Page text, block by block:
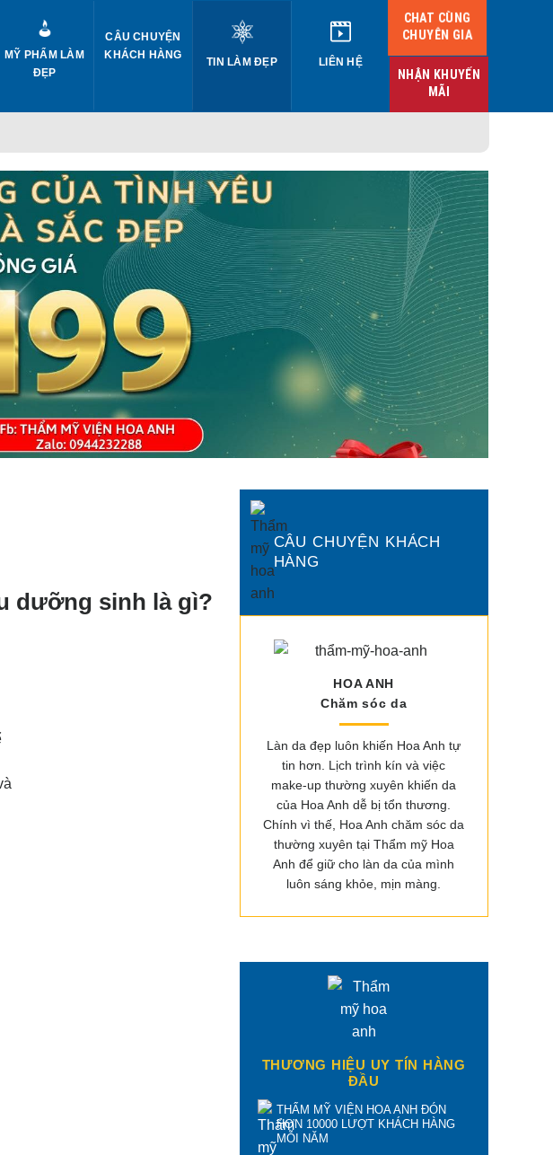
MỸ PHẨM LÀM
ĐẸP
CÂU CHUYỆN
KHÁCH HÀNG
TIN LÀM ĐẸP LIÊN HỆ
CHAT CÙNG
CHUYÊN GIA
NHẬN KHUYẾN
MÃI
dưỡng sinh là gì?
CÂU CHUYỆN KHÁCH
HÀNG
HOA ANH
Chăm sóc da
Làn da đẹp luôn khiến Hoa Anh tự
tin hơn. Lịch trình kín và việc
make-up thường xuyên khiến da
của Hoa Anh dễ bị tổn thương.
Chính vì thế, Hoa Anh chăm sóc da
thường xuyên tại Thẩm mỹ Hoa
Anh để giữ cho làn da của mình
luôn sáng khỏe, mịn màng.
THƯƠNG HIỆU UY TÍN HÀNG
ĐẦU
THẨM MỸ VIỆN HOA ANH ĐÓN
HƠN 10000 LƯỢT KHÁCH HÀNG
MỖI NĂM